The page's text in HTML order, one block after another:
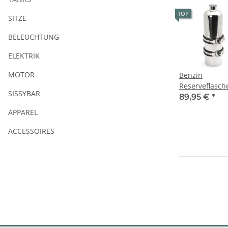
TOP
Benzin
Edelstahl
89,95 € *
SITZE
BELEUCHTUNG
ELEKTRIK
MOTOR
SISSYBAR
APPAREL
ACCESSOIRES